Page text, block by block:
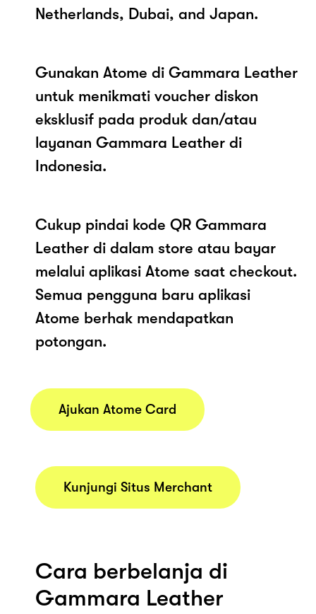
Netherlands, Dubai, and Japan.
Gunakan Atome di Gammara Leather
untuk menikmati voucher diskon
eksklusif pada produk dan/atau
layanan Gammara Leather di
Indonesia.
Cukup pindai kode QR Gammara
Leather di dalam store atau bayar
melalui aplikasi Atome saat checkout.
Semua pengguna baru aplikasi
Atome berhak mendapatkan
potongan.
Ajukan Atome Card
Kunjungi Situs Merchant
Cara berbelanja di
Gammara Leather